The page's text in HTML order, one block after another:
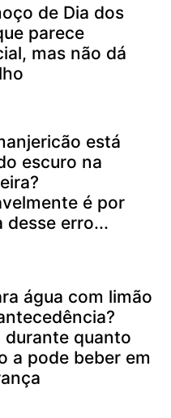
de Dia dos
parece
mas não dá
está
escuro na
é por
desse erro...
água com limão
durante quanto
a pode beber em